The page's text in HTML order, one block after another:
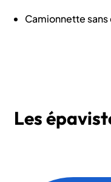
Camionnette
Les